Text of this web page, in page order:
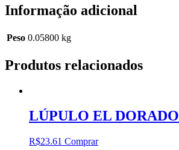
Informação adicional
Peso 0.05800 kg
Produtos relacionados
LÚPULO EL DORADO
R$23.61 Comprar